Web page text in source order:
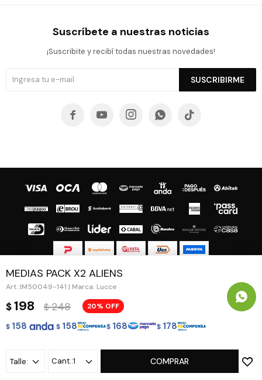
MEDIAS PACK X2 ALIENS
IM50049-141 | Marca: Lucce
$198 $ 248 20
$ 158 $ 158 $ 168 $ 178
Talle: 1 COMPRAR
Suscríbete a nuestras noticias
¡Suscribite y recibí todas nuestras novedades!
SUSCRIBIRME
    
© Copyright 2026 / Guapa - Paprika
Fenicio